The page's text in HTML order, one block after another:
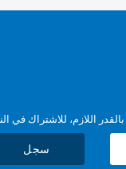
اللازم، للاشتراك في
سجل